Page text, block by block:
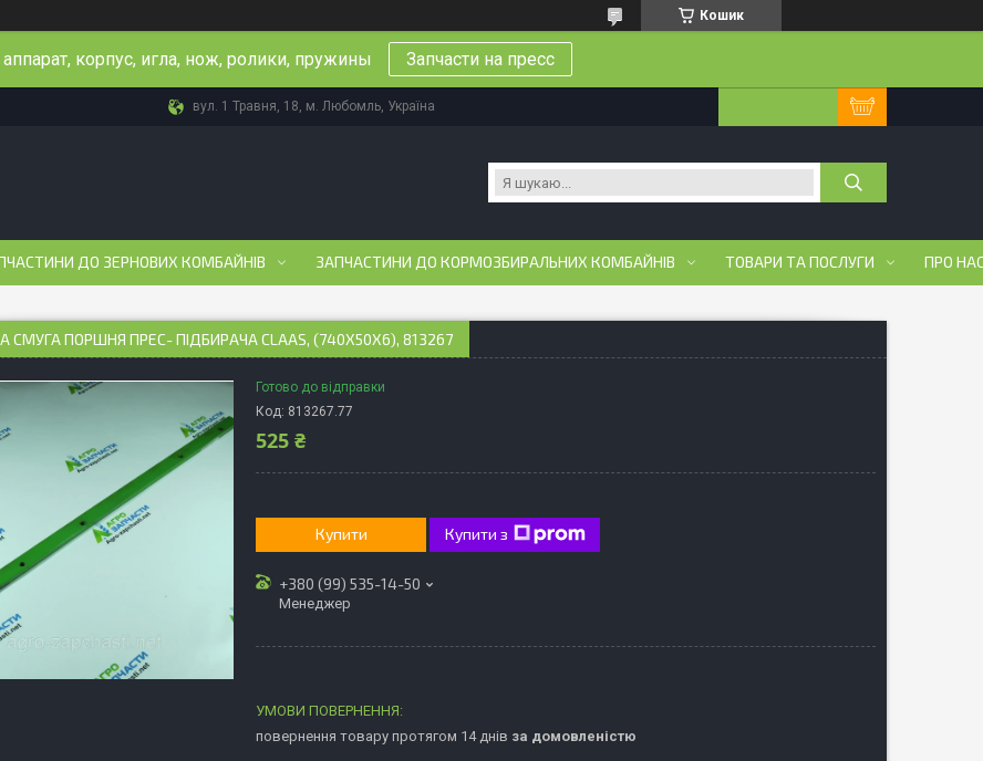
Кошик
корпус, игла, нож, ролики, пружины Запчасти на пресс
вул. 1 Травня, 18, м. Любомль, Україна
ДО ЗЕРНОВИХ КОМБАЙНІВ ЗАПЧАСТИНИ ДО КОРМОЗБИРАЛЬНИХ КОМБАЙНІВ ТОВАРИ ТА ПОСЛУГИ ПРО
СМУГА ПОРШНЯ ПРЕС- ПІДБИРАЧА CLAAS, (740Х50Х6), 813267
Готово до відправки
Код: 813267.77
525 ₴
Купити Купити з
+380 (99) 535-14-50
Менеджер
повернення товару протягом 14 днів за домовленістю